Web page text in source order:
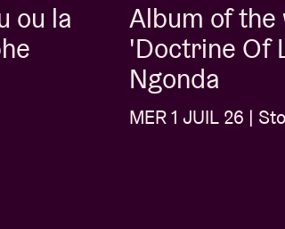
ou la
Album of the
'Doctrine Of
Ngonda
MER 1 JUIL 26 |